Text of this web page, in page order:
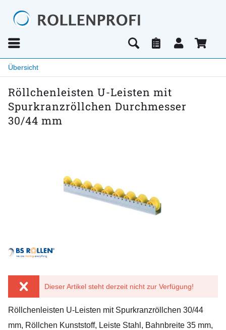
Übersicht
Röllchenleisten U-Leisten mit
Spurkranzröllchen Durchmesser
30/44 mm
Dieser Artikel steht derzeit nicht zur Verfügung!
Röllchenleisten U-Leisten mit Spurkranzröllchen 30/44
mm, Röllchen Kunststoff, Leiste Stahl, Bahnbreite 35 mm,